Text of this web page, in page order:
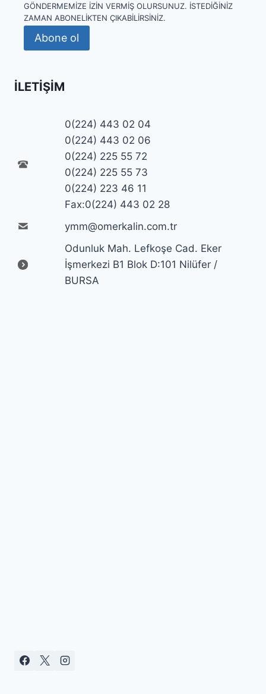
GÖNDERMEMIZE IZIN VERMIŞ OLURSUNUZ. İSTEDIĞINIZ
ZAMAN ABONELIKTEN ÇIKABILIRSINIZ.
Abone ol
İLETIŞIM
0(224) 443 02 04
0(224) 443 02 06
0(224) 225 55 72
0(224) 225 55 73
0(224) 223 46 11
Fax:0(224) 443 02 28
ymm@omerkalin.com.tr
Odunluk Mah. Lefkoşe Cad. Eker
İşmerkezi B1 Blok D:101 Nilüfer /
BURSA